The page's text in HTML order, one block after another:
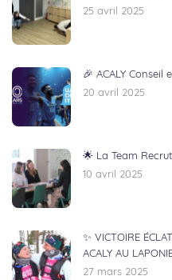
25 avril 2025
🎉 ACALY Conseil
20 avril 2025
🌟 La Team
10 avril 2025
✨ VICTOIRE
ACALY AU
27 mars 2025